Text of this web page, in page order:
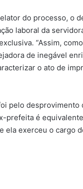
do processo, o
laboral da
“Assim,
de inegável
o ato de
pelo
prefeita é
ela exerceu o cargo